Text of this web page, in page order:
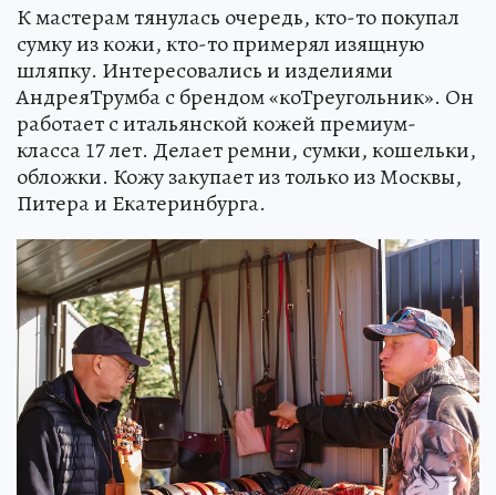
К мастерам тянулась очередь, кто-то покупал
сумку из кожи, кто-то примерял изящную
шляпку. Интересовались и изделиями
АндреяТрумба с брендом «коТреугольник». Он
работает с итальянской кожей премиум-
класса 17 лет. Делает ремни, сумки, кошельки,
обложки. Кожу закупает из только из Москвы,
Питера и Екатеринбурга.